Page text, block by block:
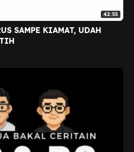
42:55
SAMPE KIAMAT, UDAH